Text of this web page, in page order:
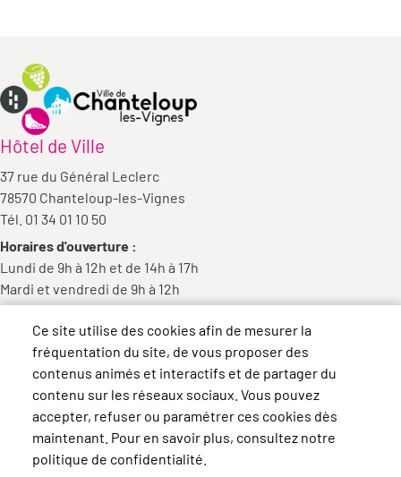
Hôtel de Ville
37 rue du Général Leclerc
78570 Chanteloup-les-Vignes
Tél. 01 34 01 10 50
Horaires d'ouverture :
Lundi de 9h à 12h et de 14h à 17h
Mardi et vendredi de 9h à 12h
Mercredi de 9h à 12h et de 14h à 18h
Jeudi de 14h à 17h
Ce site utilise des cookies afin de mesurer la
fréquentation du site, de vous proposer des
contenus animés et interactifs et de partager du
contenu sur les réseaux sociaux. Vous pouvez
accepter, refuser ou paramétrer ces cookies dès
maintenant. Pour en savoir plus, consultez notre
politique de confidentialité.